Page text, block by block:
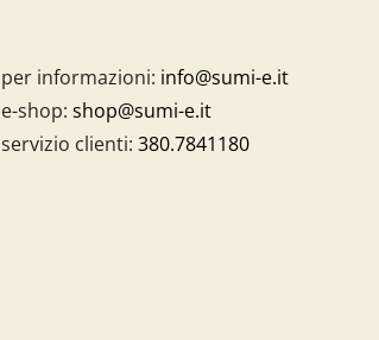
per informazioni: info@sumi-e.it
e-shop: shop@sumi-e.it
servizio clienti: 380.7841180